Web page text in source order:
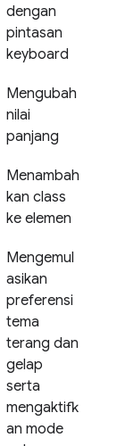
dengan
pintasan
keyboard
Mengubah
nilai
panjang
Menambah
kan class
ke elemen
Mengemul
asikan
preferensi
tema
terang dan
gelap
serta
mengaktifk
an mode